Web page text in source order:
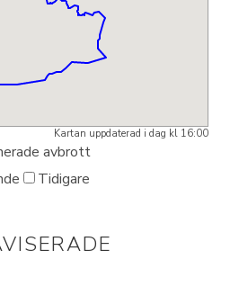
Kartan uppdaterad i dag kl 16:00
avbrott
Tidigare